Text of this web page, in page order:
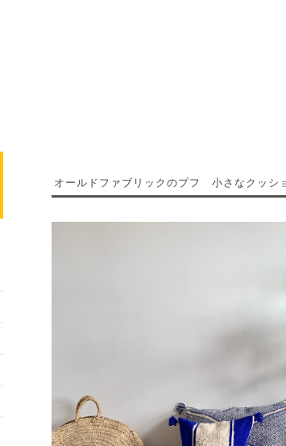
オールドファブリックのプフ 小さなクッシ